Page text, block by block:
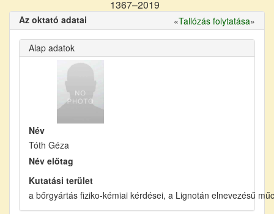
1367–2019
Az oktató adatai «Tallózás folytatása»
Alap adatok
Név
Tóth Géza
Név előtag
Kutatási terület
a bőrgyártás fiziko-kémiai kérdései, a Lignotán elnevezésű